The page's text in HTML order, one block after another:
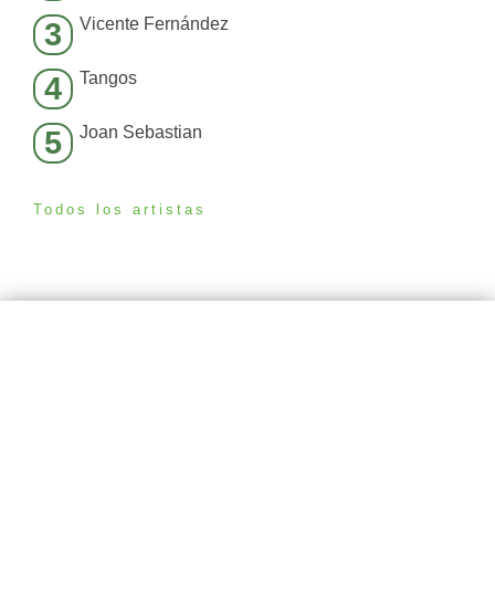
3 Vicente Fernández
4 Tangos
5 Joan Sebastian
Todos los artistas